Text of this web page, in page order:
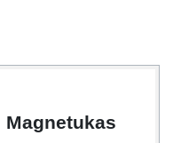
Magnetukas